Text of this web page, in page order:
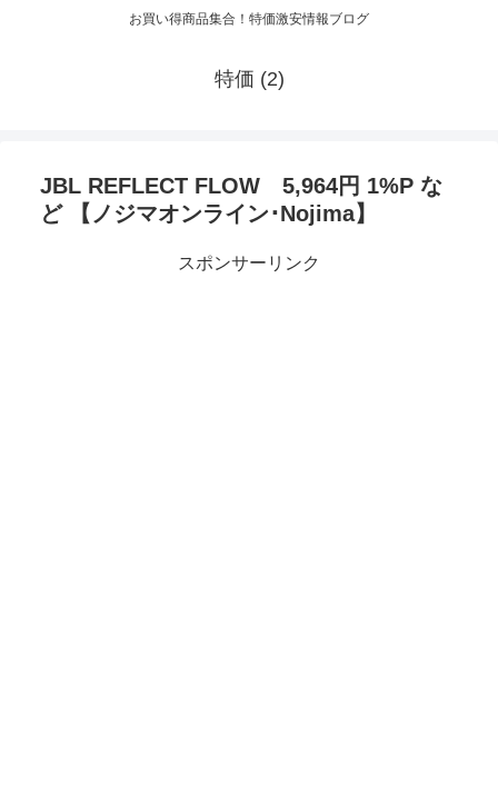
お買い得商品集合！特価激安情報ブログ
特価 (2)
JBL REFLECT FLOW 5,964円 1%P な
ど 【ノジマオンライン･Nojima】
スポンサーリンク